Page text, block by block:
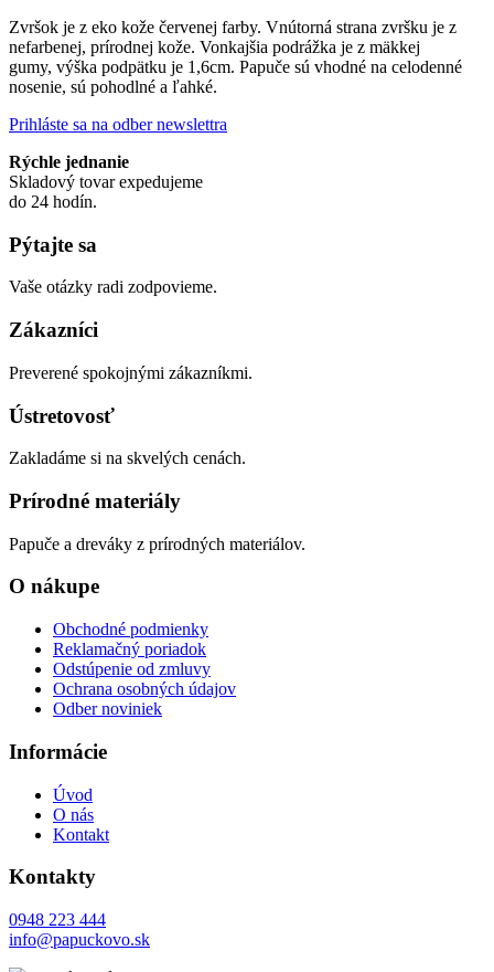
Zvršok je z eko kože červenej farby. Vnútorná strana zvršku je z
nefarbenej, prírodnej kože. Vonkajšia podrážka je z mäkkej
gumy, výška podpätku je 1,6cm. Papuče sú vhodné na celodenné
nosenie, sú pohodlné a ľahké.
Prihláste sa na odber newslettra
Rýchle jednanie
Skladový tovar expedujeme
do 24 hodín.
Pýtajte sa
Vaše otázky radi zodpovieme.
Zákazníci
Preverené spokojnými zákazníkmi.
Ústretovosť
Zakladáme si na skvelých cenách.
Prírodné materiály
Papuče a dreváky z prírodných materiálov.
O nákupe
Obchodné podmienky
Reklamačný poriadok
Odstúpenie od zmluvy
Ochrana osobných údajov
Odber noviniek
Informácie
Úvod
O nás
Kontakt
Kontakty
0948 223 444
info@papuckovo.sk